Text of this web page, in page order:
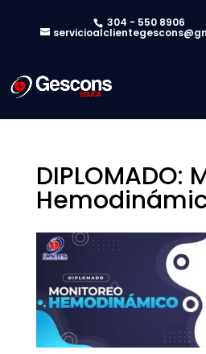
304 - 550 8906
DIPLOMADO: